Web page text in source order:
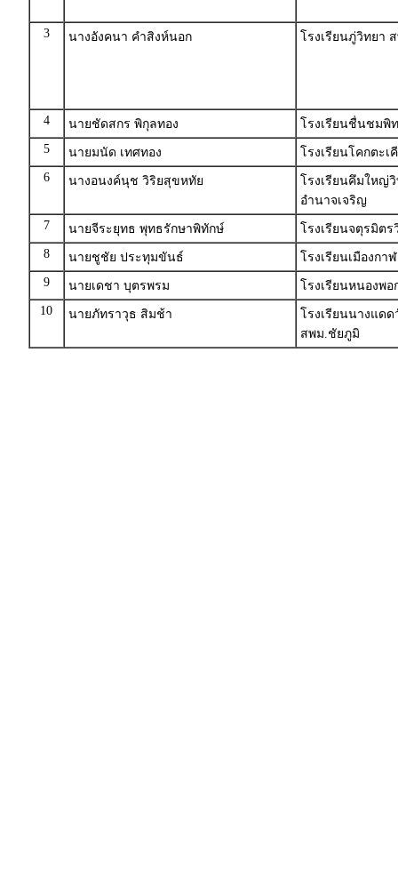
3 นางอังคนา คำสิงห์นอก โรงเรียนภู่วิทยา
4 นายชัดสกร พิกุลทอง
โรงเรียนชื่นชมพิ
5
นายมนัด เทศทอง
โรงเรียนโคกตะ
6
นางอนงค์นุช วิริยสุขหทัย
โรงเรียนคึมใหญ่
อำนาจเจริญ
7
นายจีระยุทธ พุทธรักษาพิทักษ์
โรงเรียนจตุรมิต
8
นายชูชัย ประทุมขันธ์
โรงเรียนเมืองก
9
นายเดชา บุตรพรม
โรงเรียนหนองพ
10
นายภัทราวุธ สิมช้า
โรงเรียนนางแด
สพม.ชัยภูมิ